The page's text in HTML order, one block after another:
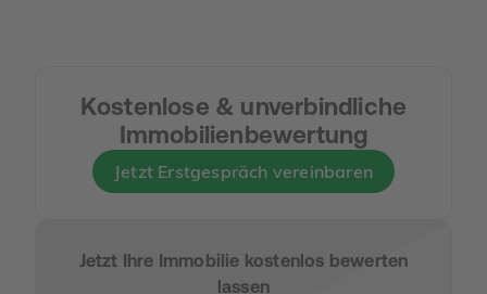
Kostenlose & unverbindliche
Immobilienbewertung
Jetzt Erstgespräch vereinbaren
Jetzt Ihre Immobilie kostenlos bewerten
lassen